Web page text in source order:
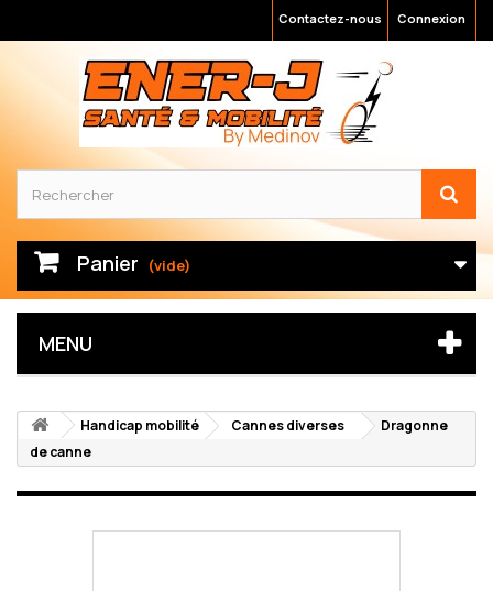
Connexion
Contactez-nous
Panier (vide)
MENU
Handicap mobilité Cannes diverses
Dragonne
de canne